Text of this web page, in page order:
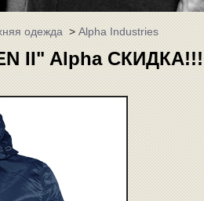
одежда>Alpha Industries
II" Alpha СКИДКА!!!